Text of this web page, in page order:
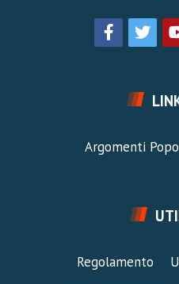
Argomenti
Regolamento